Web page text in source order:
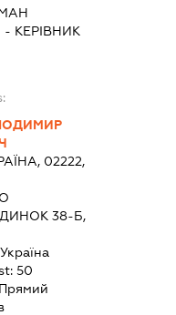
- КЕРІВНИК
02222,
38-Б,
Україна
50
Прямий